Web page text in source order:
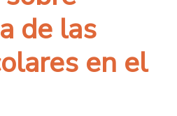
de las
en el